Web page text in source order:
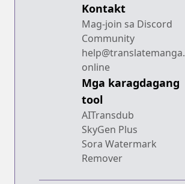
Kontakt
Mag-join sa Discord
Community
help@translatemanga.
online
Mga karagdagang
tool
AITransdub
SkyGen Plus
Sora Watermark
Remover